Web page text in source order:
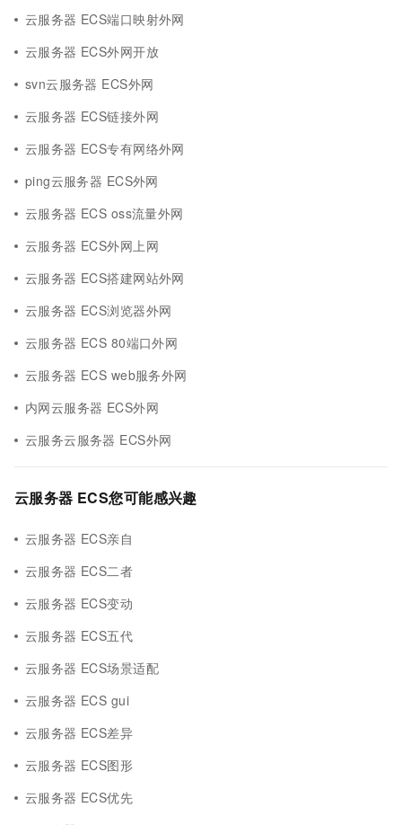
云服务器 ECS端口映射外网
云服务器 ECS外网开放
svn云服务器 ECS外网
云服务器 ECS链接外网
云服务器 ECS专有网络外网
ping云服务器 ECS外网
云服务器 ECS oss流量外网
云服务器 ECS外网上网
云服务器 ECS搭建网站外网
云服务器 ECS浏览器外网
云服务器 ECS 80端口外网
云服务器 ECS web服务外网
内网云服务器 ECS外网
云服务云服务器 ECS外网
云服务器 ECS您可能感兴趣
云服务器 ECS亲自
云服务器 ECS二者
云服务器 ECS变动
云服务器 ECS五代
云服务器 ECS场景适配
云服务器 ECS gui
云服务器 ECS差异
云服务器 ECS图形
云服务器 ECS优先